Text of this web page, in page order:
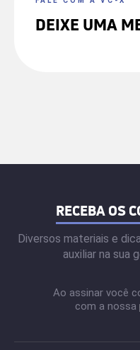
DEIXE UMA
RECEBA OS
Diversos materiais e
auxiliar na sua
Ao assinar você
com a nossa